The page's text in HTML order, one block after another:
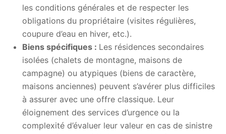
les conditions générales et de respecter les
obligations du propriétaire (visites régulières,
coupure d’eau en hiver, etc.).
Biens spécifiques : Les résidences secondaires
isolées (chalets de montagne, maisons de
campagne) ou atypiques (biens de caractère,
maisons anciennes) peuvent s’avérer plus difficiles
à assurer avec une offre classique. Leur
éloignement des services d’urgence ou la
complexité d’évaluer leur valeur en cas de sinistre